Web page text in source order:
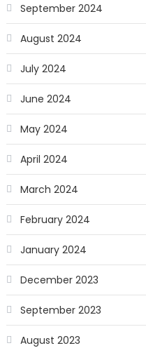
September 2024
August 2024
July 2024
June 2024
May 2024
April 2024
March 2024
February 2024
January 2024
December 2023
September 2023
August 2023